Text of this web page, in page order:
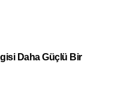
Daha Güçlü Bir